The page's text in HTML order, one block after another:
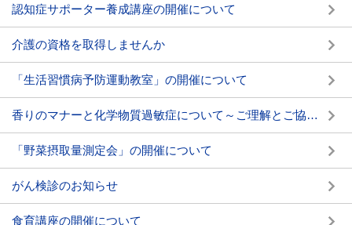
認知症サポーター養成講座の開催について
介護の資格を取得しませんか
「生活習慣病予防運動教室」の開催について
香りのマナーと化学物質過敏症について～ご理解とご協力をお願いします～
「野菜摂取量測定会」の開催について
がん検診のお知らせ
食育講座の開催について